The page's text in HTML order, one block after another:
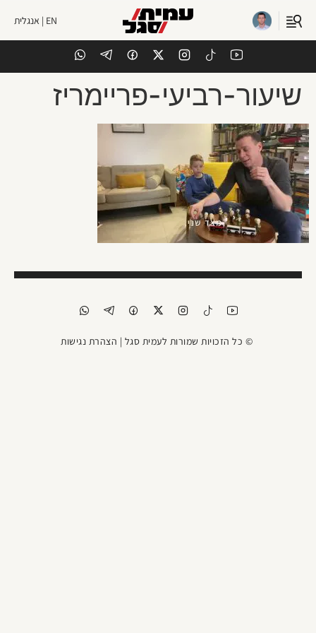
EN | אנגלית
שיעור-רביעי-פריימריז
© כל הזכויות שמורות לעמית סגל | הצהרת נגישות